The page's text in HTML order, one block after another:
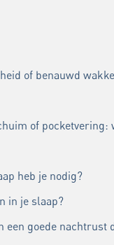
of benauwd
of
heb je nodig?
in je slaap?
een goede nachtrust